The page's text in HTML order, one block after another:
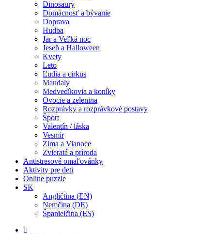
Dinosaury
Domácnosť a bývanie
Doprava
Hudba
Jar a Veľká noc
Jeseň a Halloween
Kvety
Leto
Ľudia a cirkus
Mandaly
Medvedíkovia a koníky
Ovocie a zelenina
Rozprávky a rozprávkové postavy
Šport
Valentín / láska
Vesmír
Zima a Vianoce
Zvieratá a príroda
Antistresové omaľovánky
Aktivity pre deti
Online puzzle
SK
Angličtina (EN)
Nemčina (DE)
Španielčina (ES)